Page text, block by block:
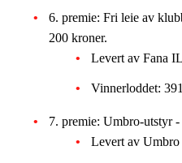
6. premie: Fri leie av
200 kroner.
Levert av Fana
Vinnerloddet:
7. premie: Umbro-utstyr
Levert av Umbro